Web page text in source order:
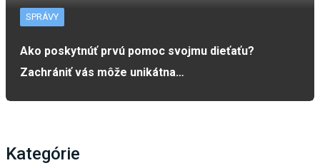
SPRÁVY
Ako poskytnúť prvú pomoc svojmu dieťaťu?
Zachrániť vás môže unikátna…
Kategórie